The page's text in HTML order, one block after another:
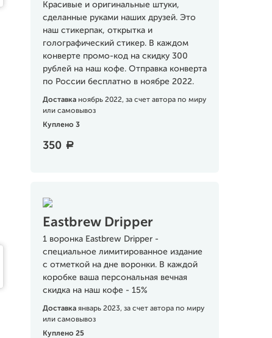
Красивые и оригинальные штуки,
сделанные руками наших друзей. Это
наш стикерпак, открытка и
голографический стикер. В каждом
конверте промо-код на скидку 300
рублей на наш кофе. Отправка конверта
по России бесплатно в ноябре 2022.
Доставка ноябрь 2022, за счет автора по миру
или самовывоз
Куплено 3
350 a
Eastbrew Dripper
1 воронка Eastbrew Dripper -
специальное лимитированное издание
с отметкой на дне воронки. В каждой
коробке ваша персональная вечная
скидка на наш кофе - 15%
Доставка январь 2023, за счет автора по миру
или самовывоз
Куплено 25